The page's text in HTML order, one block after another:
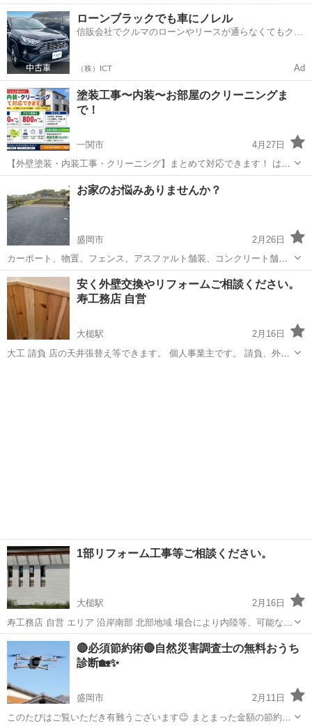
す。 ①玄関ドア交換 ②ユニットバス入れ替え ③キッチン台 ④ト
イレ ⑤砂壁の塗装等実施したいと考えております。 基本的には施主
支給で設置をお願いし...
岩手 盛岡市 盛岡駅 リフォーム
ローンブラックでも車にノレル
信販会社でクルマのローンやリースが通らなくてもクル
（株）ICT Ad
塗装工事〜内装〜お部屋のクリーニングま
で！
一関市
4月27日
【外壁塗装・内装工事・クリーニング】まとめて対応できます！ はじ
めまして！ 一関市を中心に、塗装・内装・クリーニング工事を行って
おります。 「外壁のヒビや汚れが気になる…」 「クロスが剥がれてき
た…」 「退去後の原状回復...
一関市 リフォーム 外壁塗装
お家のお悩みありませんか？
盛岡市
2月26日
カーポート、物置、フェンス、アスファルト舗装、コンクリート舗装
等に 興味ある方いらっしゃいませんか？ 御見積も協議したうえで提出
させていただきますのでご安心下さい。 お家の事なら何でもご相談く
ださい。
岩手 盛岡市 リフォーム フェンス
安く外壁交換やリフォームご相談ください。
寿工務店 自営
大槌駅
2月16日
大工 請負 店の天井張替え等できます。 個人事業主です。 請負、外
1部リフォーム工事等ご相談ください。
大槌駅
2月16日
寿工務店 自営 エリア 沿岸南部 北部地域 場合により内陸等、可能な地
域があるので、ご相談ください。 アパートの床交換で宮古、蒔棚造り
で奥州市、請負で盛岡アパート、八戸あり。 いきなりの電話は、びっ
くりするので一言メッセー...
岩手 上閉伊郡 大槌駅 その他 外壁
🔴必須節約術🔴自然災害調査士の無料おうち
診断🏡✨
盛岡市
2月11日
このたびはご覧いただき有難うございます😉 まとまった金額の節約に